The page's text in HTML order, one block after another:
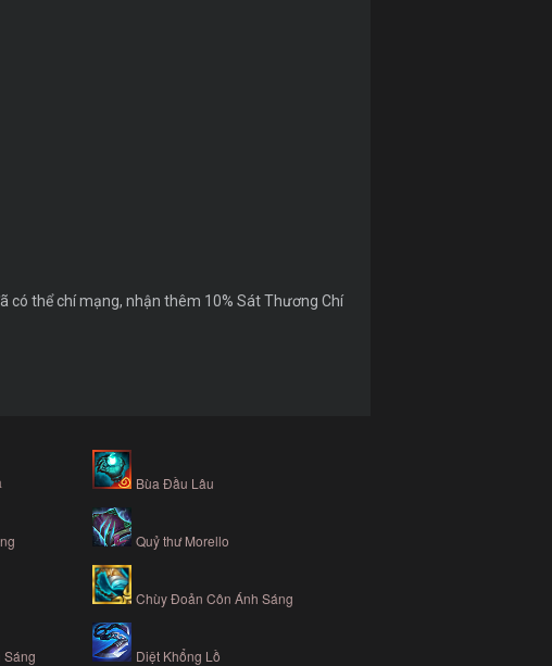
có thể chí mạng, nhận thêm 10% Sát Thương Chí
Bùa Đầu Lâu
Quỷ thư Morello
Chùy Đoản Côn Ánh Sáng
Sáng Diệt Khổng Lồ